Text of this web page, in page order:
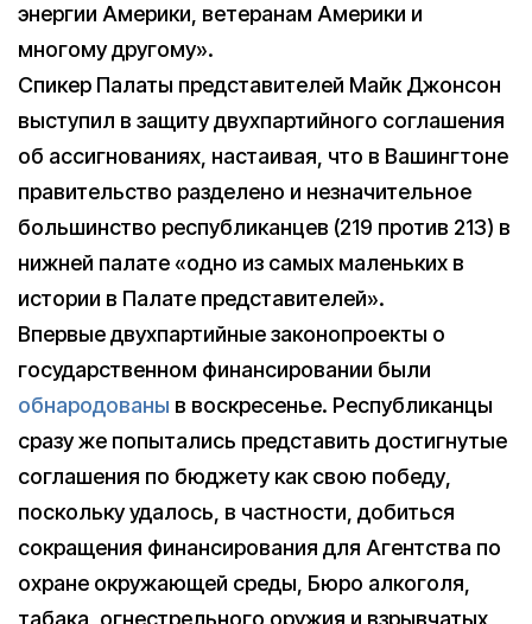
энергии Америки, ветеранам Америки и
многому другому».
Спикер Палаты представителей Майк Джонсон
выступил в защиту двухпартийного соглашения
об ассигнованиях, настаивая, что в Вашингтоне
правительство разделено и незначительное
большинство республиканцев (219 против 213) в
нижней палате «одно из самых маленьких в
истории в Палате представителей».
Впервые двухпартийные законопроекты о
государственном финансировании были
обнародованы в воскресенье. Республиканцы
сразу же попытались представить достигнутые
соглашения по бюджету как свою победу,
поскольку удалось, в частности, добиться
сокращения финансирования для Агентства по
охране окружающей среды, Бюро алкоголя,